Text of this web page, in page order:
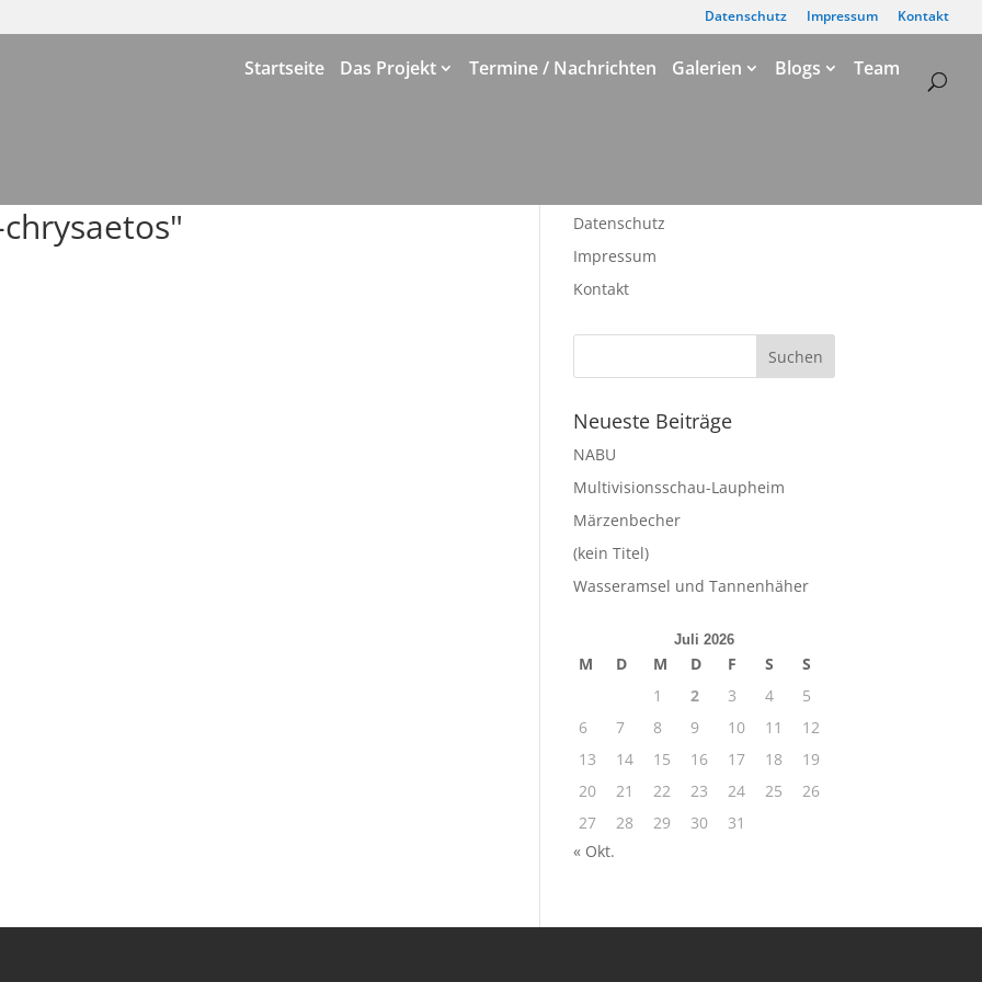
Datenschutz Impressum Kontakt
Startseite Das Projekt Termine / Nachrichten Galerien Blogs Team
Datenschutz
Impressum
Kontakt
Neueste Beiträge
NABU
Multivisionsschau-Laupheim
Märzenbecher
(kein Titel)
Wasseramsel und Tannenhäher
Juli 2026
M D M D F S
S
1
2 3 4
5
6
7 8 9 10 11
12
13
14 15 16 17 18
19
20
21 22 23 24 25
26
27
28 29 30
31
« Okt.